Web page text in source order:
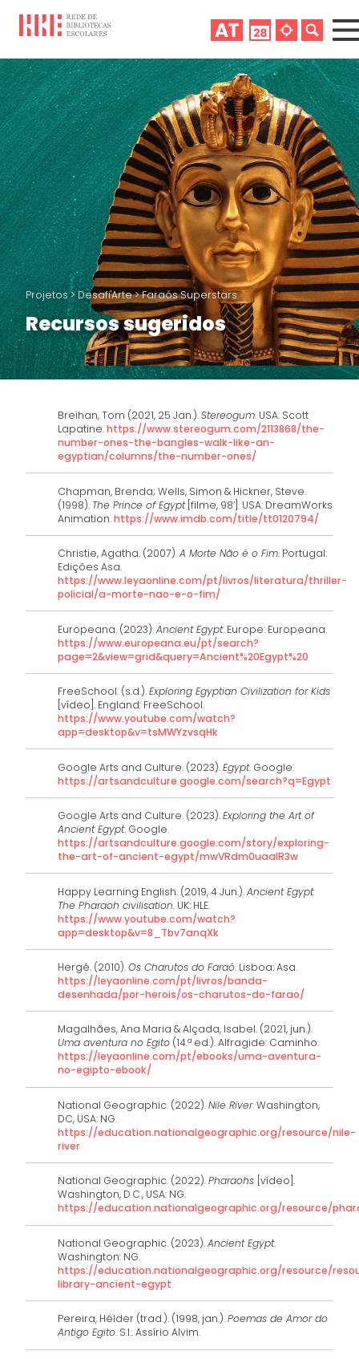
Projetos>Desafi'Arte>Faraós Superstars
Recursos sugeridos
Breihan, Tom (2021, 25 Jan.).Stereogum. USA: Scott
Lapatine.https://www.stereogum.com/2113868/the-
number-ones-the-bangles-walk-like-an-
egyptian/columns/the-number-ones/
Chapman, Brenda; Wells, Simon & Hickner, Steve.
(1998). The Prince of Egypt[filme, 98’]. USA: DreamWorks
Animation.https://www.imdb.com/title/tt0120794/
Christie, Agatha. (2007).A Morte Não é o Fim. Portugal:
Edições Asa.
https://www.leyaonline.com/pt/livros/literatura/thriller-
policial/a-morte-nao-e-o-fim/
Europeana. (2023).Ancient Egypt. Europe: Europeana.
https://www.europeana.eu/pt/search?
page=2&view=grid&query=Ancient%20Egypt%20
FreeSchool. (s.d.).Exploring Egyptian Civilization for Kids
[vídeo]. England: FreeSchool.
https://www.youtube.com/watch?
app=desktop&v=tsMWYzvsqHk
Google Arts and Culture. (2023).Egypt. Google.
https://artsandculture.google.com/search?q=Egypt
Google Arts and Culture. (2023).Exploring the Art of
Ancient Egypt. Google.
https://artsandculture.google.com/story/exploring-
the-art-of-ancient-egypt/mwVRdm0uaaIR3w
Happy Learning English. (2019, 4 Jun.).Ancient Egypt:
The Pharaoh civilisation. UK: HLE.
https://www.youtube.com/watch?
app=desktop&v=8_Tbv7anqXk
Hergé. (2010).Os Charutos do Faraó. Lisboa: Asa.
https://leyaonline.com/pt/livros/banda-
desenhada/por-herois/os-charutos-do-farao/
Magalhães, Ana Maria & Alçada, Isabel. (2021, jun.).
Uma aventura no Egito (14.ª ed.). Alfragide: Caminho.
https://leyaonline.com/pt/ebooks/uma-aventura-
no-egipto-ebook/
National Geographic. (2022).Nile River. Washington,
DC, USA: NG.
https://education.nationalgeographic.org/resource/nile-
river
National Geographic. (2022).Pharaohs [vídeo].
Washington, D.C., USA: NG.
https://education.nationalgeographic.org/resource/
National Geographic. (2023).Ancient Egypt.
Washington: NG.
https://education.nationalgeographic.org/resource/
library-ancient-egypt
Pereira, Hélder (trad.). (1998, jan.).Poemas de Amor do
Antigo Egito. S.l.: Assírio Alvim.